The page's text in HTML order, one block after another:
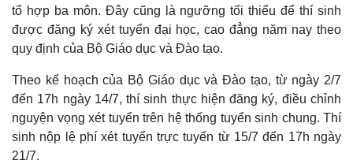
tổ hợp ba môn. Đây cũng là ngưỡng tối thiểu để thí sinh
được đăng ký xét tuyển đại học, cao đẳng năm nay theo
quy định của Bộ Giáo dục và Đào tạo.
Theo kế hoạch của Bộ Giáo dục và Đào tạo, từ ngày 2/7
đến 17h ngày 14/7, thí sinh thực hiện đăng ký, điều chỉnh
nguyện vọng xét tuyển trên hệ thống tuyển sinh chung. Thí
sinh nộp lệ phí xét tuyển trực tuyến từ 15/7 đến 17h ngày
21/7.